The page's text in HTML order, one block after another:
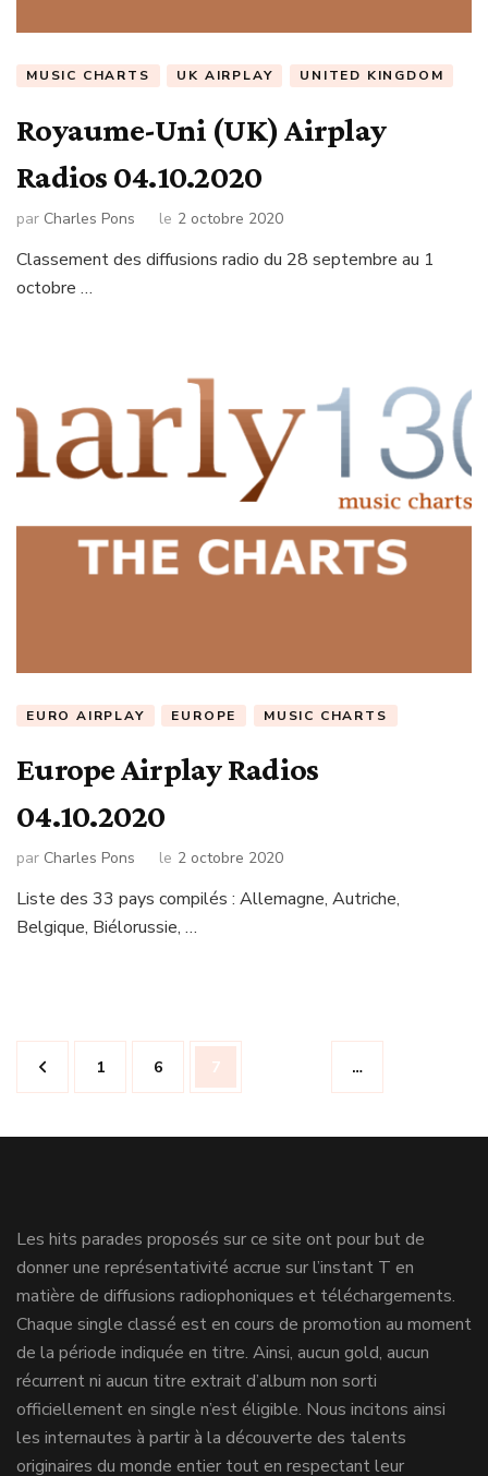
MUSIC CHARTS UK AIRPLAY UNITED KINGDOM
Royaume-Uni (UK) Airplay
Radios 04.10.2020
par Charles Pons le 2 octobre 2020
Classement des diffusions radio du 28 septembre au 1
octobre …
EURO AIRPLAY EUROPE MUSIC CHARTS
Europe Airplay Radios
04.10.2020
par Charles Pons le 2 octobre 2020
Liste des 33 pays compilés : Allemagne, Autriche,
Belgique, Biélorussie, …
Navigation
des
Page
1 …
Page
6 Page
7
Les hits parades proposés sur ce site ont pour but de
donner une représentativité accrue sur l’instant T en
matière de diffusions radiophoniques et téléchargements.
Chaque single classé est en cours de promotion au moment
de la période indiquée en titre. Ainsi, aucun gold, aucun
récurrent ni aucun titre extrait d’album non sorti
officiellement en single n’est éligible. Nous incitons ainsi
les internautes à partir à la découverte des talents
originaires du monde entier tout en respectant leur